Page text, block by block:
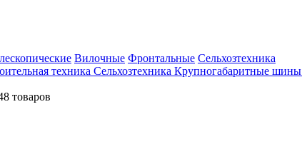
Вилочные Фронтальные Сельхозтехника
техника Сельхозтехника Крупногабаритные шины
товаров